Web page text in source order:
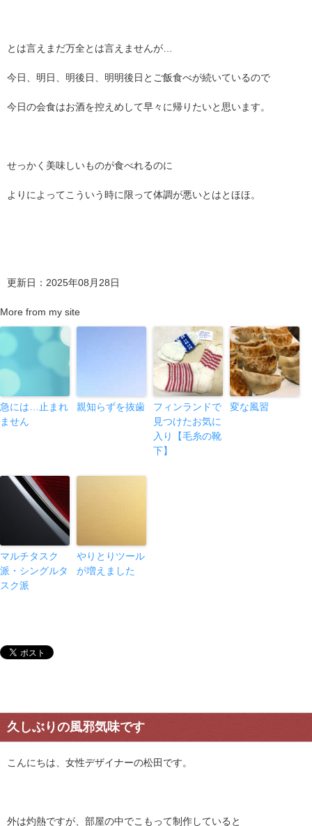
とは言えまだ万全とは言えませんが…
今日、明日、明後日、明明後日とご飯食べが続いているので
今日の会食はお酒を控えめして早々に帰りたいと思います。
せっかく美味しいものが食べれるのに
よりによってこういう時に限って体調が悪いとはとほほ。
更新日：2025年08月28日
More from my site
急には…止まれ
ません
親知らずを抜歯
フィンランドで
見つけたお気に
入り【毛糸の靴
下】
変な風習
マルチタスク
派・シングルタ
スク派
やりとりツール
が増えました
久しぶりの風邪気味です
こんにちは、女性デザイナーの松田です。
外は灼熱ですが、部屋の中でこもって制作していると